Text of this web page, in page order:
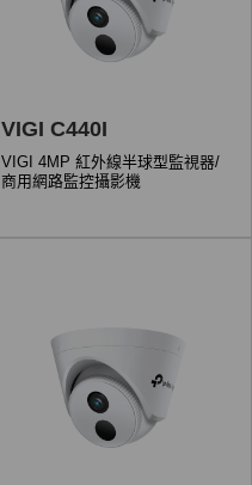
VIGI C440I
VIGI 4MP 紅外線半球型監視器/
商用網路監控攝影機